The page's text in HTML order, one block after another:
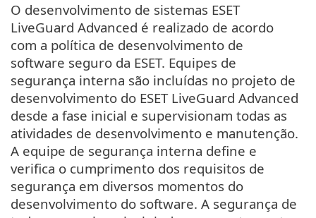
O desenvolvimento de sistemas ESET
LiveGuard Advanced é realizado de acordo
com a política de desenvolvimento de
software seguro da ESET. Equipes de
segurança interna são incluídas no projeto de
desenvolvimento do ESET LiveGuard Advanced
desde a fase inicial e supervisionam todas as
atividades de desenvolvimento e manutenção.
A equipe de segurança interna define e
verifica o cumprimento dos requisitos de
segurança em diversos momentos do
desenvolvimento do software. A segurança de